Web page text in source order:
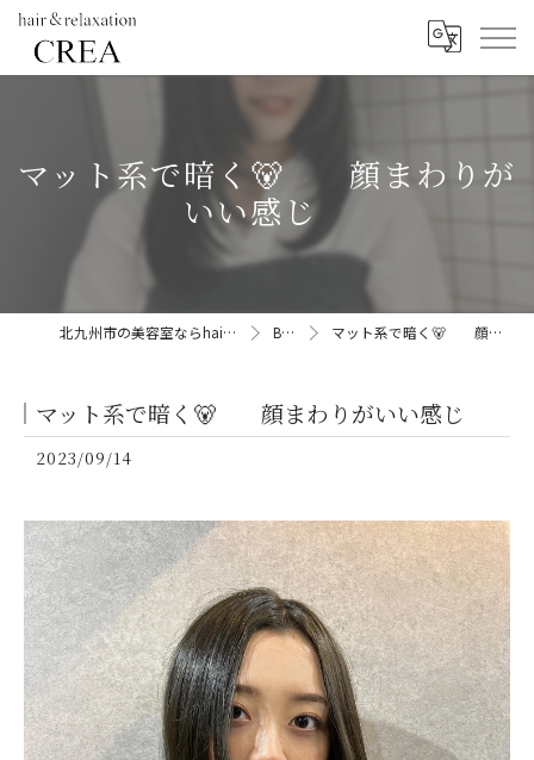
マット系で暗く🐻 顔まわりが
いい感じ
北九州市の美容室ならhair&relaxation CREA BLOG マット系で暗く🐻 顔まわりがいい感じ
マット系で暗く🐻 顔まわりがいい感じ
2023/09/14